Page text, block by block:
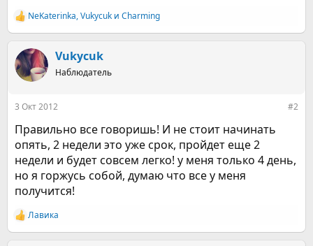
Р
е
к
ц
и
NeKaterinka,Vukycuk и Charming
Vukycuk
Наблюдатель
3 Окт 2012 #2
Правильно все говоришь! И не стоит начинать
опять, 2 недели это уже срок, пройдет еще 2
недели и будет совсем легко! у меня только 4 день,
но я горжусь собой, думаю что все у меня
получится!
Р
е
Лавика